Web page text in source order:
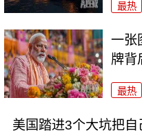
最热
一张
牌背
最热
美国踏进3个大坑把